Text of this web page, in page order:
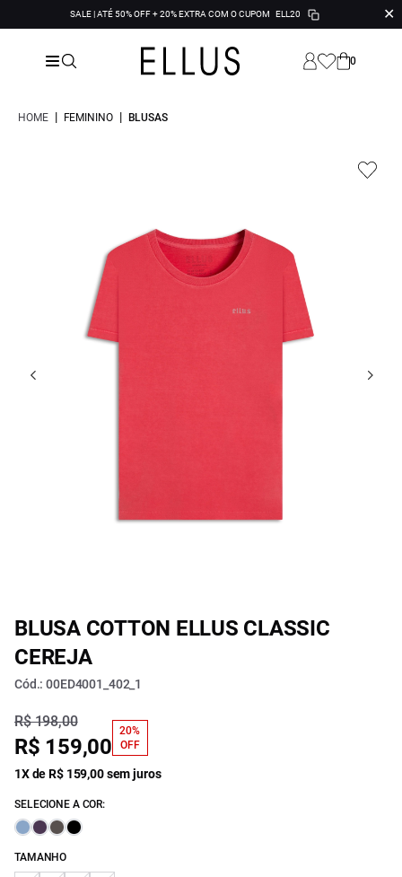
SALE | ATÉ 50% OFF + 20% EXTRA COM O CUPOM ELL20 ✕
0
HOME | FEMININO | BLUSAS
BLUSA COTTON ELLUS CLASSIC
CEREJA
Cód.: 00ED4001_402_1
R$ 198,00
R$ 159,00
20%
OFF
1X de R$ 159,00 sem juros
SELECIONE A COR:
TAMANHO